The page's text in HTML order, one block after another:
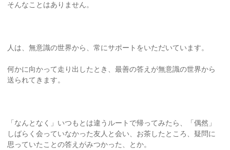
そんなことはありません。
人は、無意識の世界から、常にサポートをいただいています。
何かに向かって走り出したとき、最善の答えが無意識の世界から
送られてきます。
「なんとなく」いつもとは違うルートで帰ってみたら、「偶然」
しばらく会っていなかった友人と会い、お茶したところ、疑問に
思っていたことの答えがみつかった、とか。